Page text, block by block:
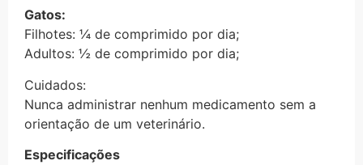
Gatos:
Filhotes: ¼ de comprimido por dia;
Adultos: ½ de comprimido por dia;
Cuidados:
Nunca administrar nenhum medicamento sem a
orientação de um veterinário.
Especificações